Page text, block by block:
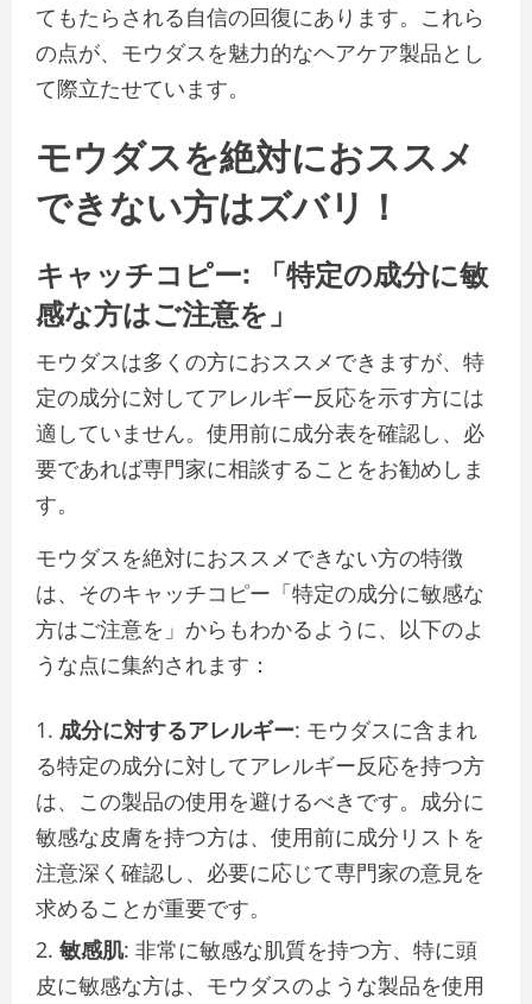
てもたらされる自信の回復にあります。これら
の点が、モウダスを魅力的なヘアケア製品とし
て際立たせています。
モウダスを絶対におススメ
できない方はズバリ！
キャッチコピー: 「特定の成分に敏
感な方はご注意を」
モウダスは多くの方におススメできますが、特
定の成分に対してアレルギー反応を示す方には
適していません。使用前に成分表を確認し、必
要であれば専門家に相談することをお勧めしま
す。
モウダスを絶対におススメできない方の特徴
は、そのキャッチコピー「特定の成分に敏感な
方はご注意を」からもわかるように、以下のよ
うな点に集約されます：
成分に対するアレルギー: モウダスに含まれ
る特定の成分に対してアレルギー反応を持つ方
は、この製品の使用を避けるべきです。成分に
敏感な皮膚を持つ方は、使用前に成分リストを
注意深く確認し、必要に応じて専門家の意見を
求めることが重要です。
敏感肌: 非常に敏感な肌質を持つ方、特に頭
皮に敏感な方は、モウダスのような製品を使用